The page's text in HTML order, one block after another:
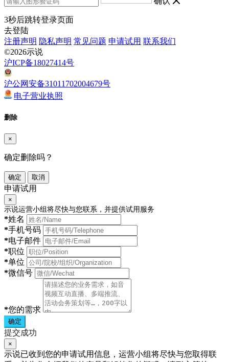
3秒后跳转登录页面
去登陆
注册声明 隐私声明 常见问题 申请试用 联系我们
©2026示说
沪ICP备18027414号
沪公网安备31011702004679号
电子营业执照
删除
×
确定删除吗？
确定 取消
申请试用
×
示说运营小组将尽快与您联系，并提供试用服务
*姓名
*手机号码
*电子邮件
*职位
*单位
*微信号
*您的需求
确定
提交成功
×
示说已收到您的申请试用信息，运营小组将尽快与您取得联